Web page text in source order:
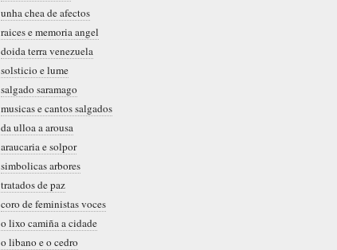
unha chea de afectos
raices e memoria angel
doida terra venezuela
solsticio e lume
salgado saramago
musicas e cantos salgados
da ulloa a arousa
araucaria e solpor
simbolicas arbores
tratados de paz
coro de feministas voces
o lixo camiña a cidade
o libano e o cedro